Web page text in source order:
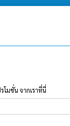
โมชั่น จากเราที่นี่